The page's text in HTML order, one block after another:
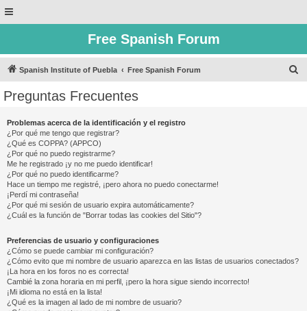
Free Spanish Forum
Spanish Institute of Puebla Free Spanish Forum
Preguntas Frecuentes
Problemas acerca de la identificación y el registro
¿Por qué me tengo que registrar?
¿Qué es COPPA? (APPCO)
¿Por qué no puedo registrarme?
Me he registrado ¡y no me puedo identificar!
¿Por qué no puedo identificarme?
Hace un tiempo me registré, ¡pero ahora no puedo conectarme!
¡Perdí mi contraseña!
¿Por qué mi sesión de usuario expira automáticamente?
¿Cuál es la función de "Borrar todas las cookies del Sitio"?
Preferencias de usuario y configuraciones
¿Cómo se puede cambiar mi configuración?
¿Cómo evito que mi nombre de usuario aparezca en las listas de usuarios conectados?
¡La hora en los foros no es correcta!
Cambié la zona horaria en mi perfil, ¡pero la hora sigue siendo incorrecto!
¡Mi idioma no está en la lista!
¿Qué es la imagen al lado de mi nombre de usuario?